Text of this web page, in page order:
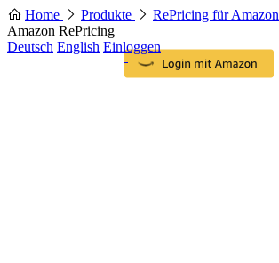
Home Produkte RePricing für Amazon
Amazon RePricing
Deutsch English Einloggen